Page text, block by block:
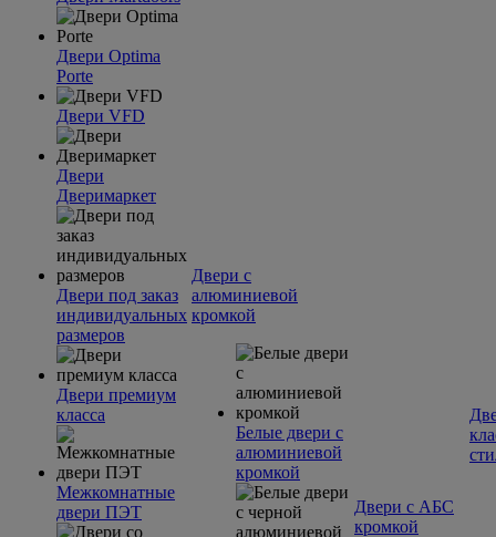
Двери Optima
Porte
Двери VFD
Двери
Дверимаркет
Двери под заказ
индивидуальных
размеров
Двери премиум
класса
Межкомнатные
двери ПЭТ
Двери с
алюминиевой
кромкой
Белые двери с
алюминиевой
кромкой
Двери с АБС
кромкой